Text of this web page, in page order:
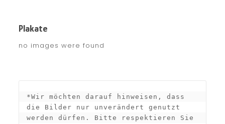
Plakate
no images were found
*Wir möchten darauf hinweisen, dass
die Bilder nur unverändert genutzt
werden dürfen. Bitte respektieren Sie